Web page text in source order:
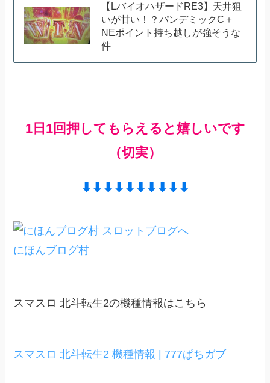
【LバイオハザードRE3】天井狙
いが甘い！？パンデミックC＋
NEポイント持ち越しが強そうな
件
1日1回押してもらえると嬉しいです
（切実）
⬇︎⬇︎⬇︎⬇︎⬇︎⬇︎⬇︎⬇︎⬇︎⬇︎
にほんブログ村
スマスロ 北斗転生2の機種情報はこちら
スマスロ 北斗転生2 機種情報 | 777ぱちガブ